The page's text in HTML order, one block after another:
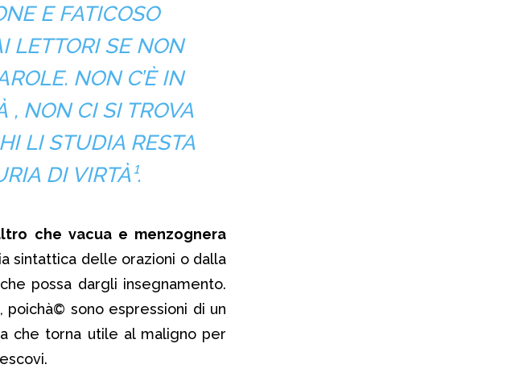
E FATICOSO
LETTORI SE NON
NON C’È IN
, NON CI SI TROVA
LI STUDIA RESTA
DI VIRTÀ¹.
che vacua e menzognera
sintattica delle orazioni o dalla
possa dargli insegnamento.
sono espressioni di un
che torna utile al maligno per